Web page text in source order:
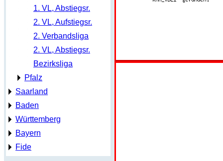
1. VL, Abstiegsr.
2. VL, Aufstiegsr.
2. Verbandsliga
2. VL, Abstiegsr.
Bezirksliga
Pfalz
Saarland
Baden
Württemberg
Bayern
Fide